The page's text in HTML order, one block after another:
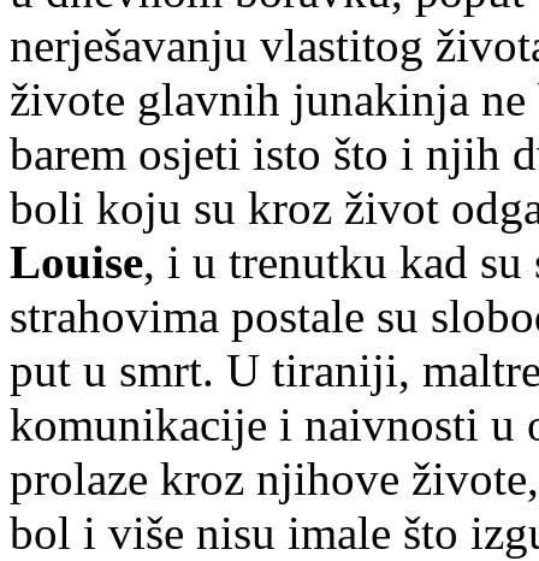
nerješavanju vlastitog
živote glavnih junakinja
barem osjeti isto što i njih
boli koju su kroz život
Louise, i u trenutku kad su
strahovima postale su
put u smrt. U tiraniji,
komunikacije i naivnosti u
prolaze kroz njihove
bol i više nisu imale što